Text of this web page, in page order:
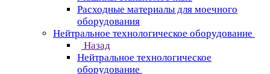
Расходные материалы для моечного
оборудования
Нейтральное технологическое оборудование
Назад
Нейтральное технологическое
оборудование